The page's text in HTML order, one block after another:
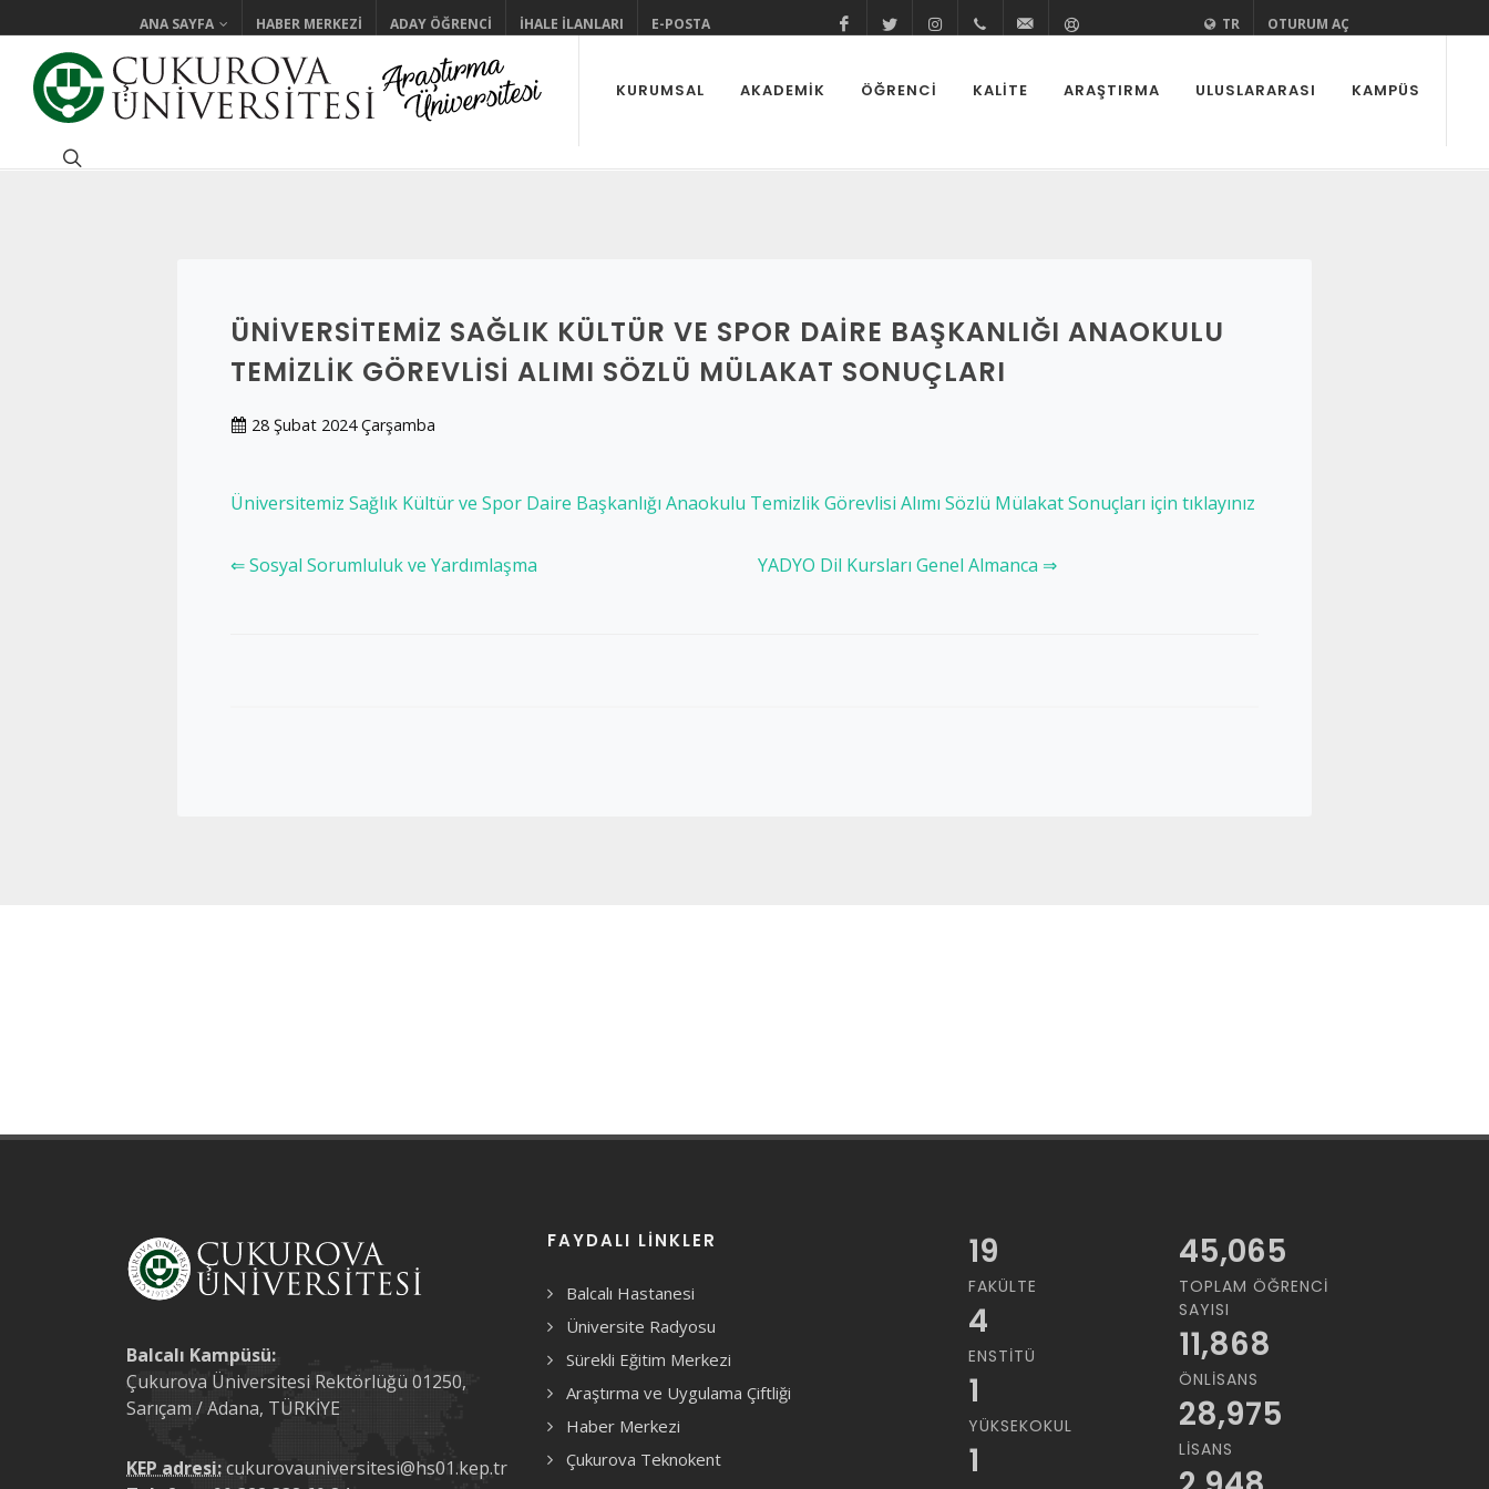
ANA SAYFA HABER MERKEZI ADAY ÖĞRENCI İHALE İLANLARI E-POSTA @cuhabermerkezi
@cukurovaedutr
@cukurovaedutr
+90 (322) 338 60 84
bilgi@cu.edu.tr TR OTURUM AÇ
KURUMSAL AKADEMİK ÖĞRENCİ KALITE ARAŞTIRMA ULUSLARARASI KAMPÜS
ÜNIVERSITEMIZ SAĞLIK KÜLTÜR VE SPOR DAIRE BAŞKANLIĞI ANAOKULU
TEMIZLIK GÖREVLISI ALIMI SÖZLÜ MÜLAKAT SONUÇLARI
28 Şubat 2024 Çarşamba
Üniversitemiz Sağlık Kültür ve Spor Daire Başkanlığı Anaokulu Temizlik Görevlisi Alımı Sözlü Mülakat Sonuçları için tıklayınız
⇐ Sosyal Sorumluluk ve Yardımlaşma YADYO Dil Kursları Genel Almanca ⇒
Balcalı Kampüsü:
Çukurova Üniversitesi Rektörlüğü 01250,
Sarıçam / Adana, TÜRKİYE
KEP adresi:cukurovauniversitesi@hs01.kep.tr
FAYDALI LINKLER
Balcalı Hastanesi
Üniversite Radyosu
Sürekli Eğitim Merkezi
Araştırma ve Uygulama Çiftliği
Haber Merkezi
Çukurova Teknokent
19
FAKÜLTE
4
ENSTITÜ
1
YÜKSEKOKUL
1
45,065
TOPLAM ÖĞRENCI
SAYISI
11,868
ÖNLISANS
28,975
LISANS